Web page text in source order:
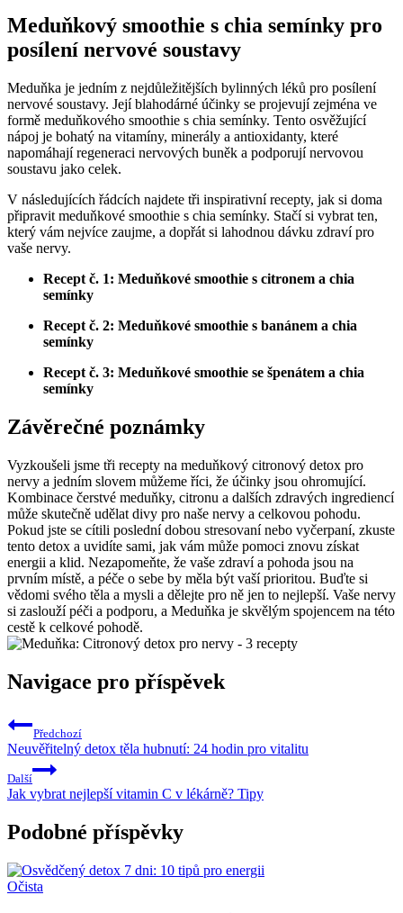
Meduňkový smoothie s chia semínky pro
posílení nervové soustavy
Meduňka je jedním z nejdůležitějších bylinných léků pro posílení
nervové soustavy. Její blahodárné účinky se projevují zejména ve
formě meduňkového smoothie s chia semínky. Tento osvěžující
nápoj je bohatý na vitamíny, minerály a antioxidanty, které
napomáhají regeneraci nervových buněk a podporují nervovou
soustavu jako celek.
V následujících řádcích najdete tři inspirativní recepty, jak si doma
připravit meduňkové smoothie s chia semínky. Stačí si vybrat ten,
který vám nejvíce zaujme, a dopřát si lahodnou dávku zdraví pro
vaše nervy.
Recept č. 1: Meduňkové smoothie s citronem a chia
semínky
Recept č. 2: Meduňkové smoothie s banánem a chia
semínky
Recept č. 3: Meduňkové smoothie se špenátem a chia
semínky
Závěrečné poznámky
Vyzkoušeli jsme tři recepty na meduňkový citronový detox pro
nervy a jedním slovem můžeme říci, že účinky jsou ohromující.
Kombinace čerstvé meduňky, citronu a dalších zdravých ingrediencí
může skutečně udělat divy pro naše nervy a celkovou pohodu.
Pokud jste se cítili poslední dobou stresovaní nebo vyčerpaní, zkuste
tento detox a uvidíte sami, jak vám může pomoci znovu získat
energii a klid. Nezapomeňte, že vaše zdraví a pohoda jsou na
prvním místě, a péče o sebe by měla být vaší prioritou. Buďte si
vědomi svého těla a mysli a dělejte pro ně jen to nejlepší. Vaše nervy
si zaslouží péči a podporu, a Meduňka je skvělým spojencem na této
cestě k celkové pohodě.
Navigace pro příspěvek
Předchozí
Neuvěřitelný detox těla hubnutí: 24 hodin pro vitalitu
Další
Jak vybrat nejlepší vitamin C v lékárně? Tipy
Podobné příspěvky
Očista